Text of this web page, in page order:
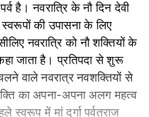
है। नवरात्रि के नौ दिन देवी
स्वरूपों की उपासना के लिए
नवरात्रि को नौ शक्तियों के
जाता है। प्रतिपदा से शुरू
वाले नवरात्र नवशक्तियों से
का अपना-अपना अलग महत्व
स्वरूप में मां दुर्गा पर्वतराज